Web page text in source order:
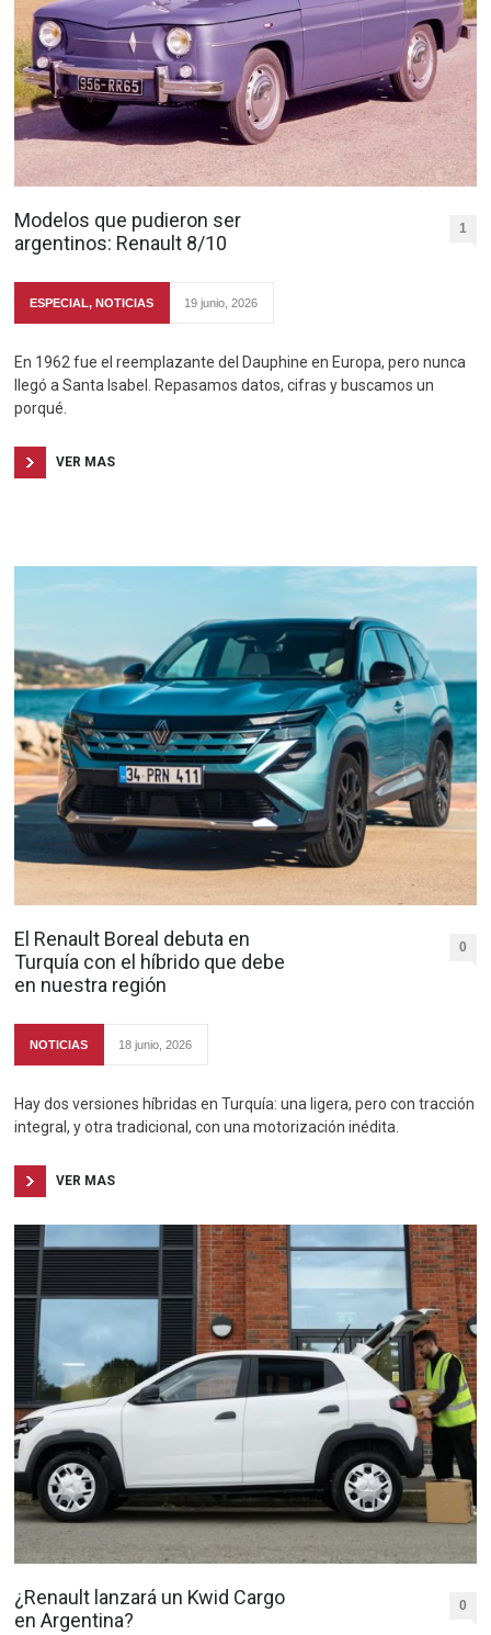
Modelos que pudieron ser
argentinos: Renault 8/10
1
ESPECIAL,NOTICIAS 19 junio, 2026
En 1962 fue el reemplazante del Dauphine en Europa, pero nunca
llegó a Santa Isabel. Repasamos datos, cifras y buscamos un
porqué.
VER MAS
El Renault Boreal debuta en
Turquía con el híbrido que debe
en nuestra región
0
NOTICIAS 18 junio, 2026
Hay dos versiones híbridas en Turquía: una ligera, pero con tracción
integral, y otra tradicional, con una motorización inédita.
VER MAS
¿Renault lanzará un Kwid Cargo
en Argentina?
0